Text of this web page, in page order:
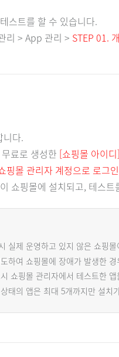
스트를 할 수 있습니다.
리 > App 관리 > STEP 01.
니다.
료로 생성한 [쇼핑몰 아이
핑몰 관리자 계정으로 로그인
쇼핑몰에 설치되고, 테스
실제 운영하고 있지 않은 쇼핑
하여 쇼핑몰에 장애가 발생한
쇼핑몰 관리자에서 테스트한
태의 앱은 최대 5개까지만 설치